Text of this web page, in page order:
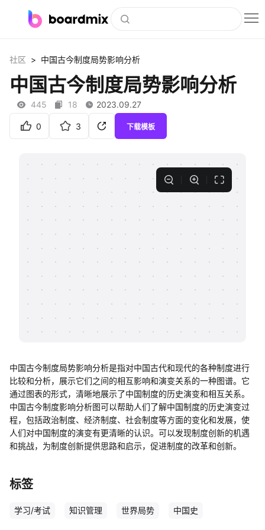
社区资源
下载
私有化部署
支持
知识分享社区
社区 > 中国古今制度局势影响分析
中国古今制度局势影响分析
445 18 2023.09.27
0 3 下载模板
中国古今制度局势影响分析是指对中国古代和现代的各种制度进行
比较和分析，展示它们之间的相互影响和演变关系的一种图谱。它
通过图表的形式，清晰地展示了中国制度的历史演变和相互关系。
中国古今制度影响分析图可以帮助人们了解中国制度的历史演变过
程，包括政治制度、经济制度、社会制度等方面的变化和发展，使
人们对中国制度的演变有更清晰的认识。可以发现制度创新的机遇
和挑战，为制度创新提供思路和启示，促进制度的改革和创新。
标签
学习/考试 知识管理 世界局势 中国史